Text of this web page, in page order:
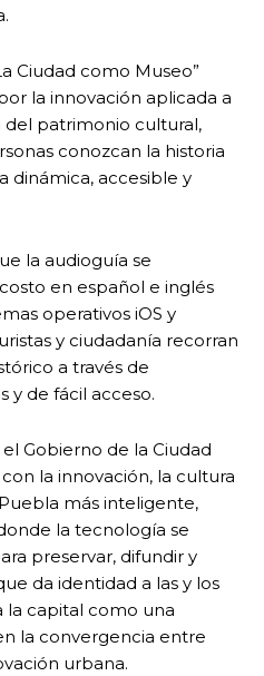
Ciudad como Museo”
la innovación aplicada a
del patrimonio cultural,
conozcan la historia
dinámica, accesible y
la audioguía se
en español e inglés
operativos iOS y
y ciudadanía recorran
a través de
y de fácil acceso.
Gobierno de la Ciudad
la innovación, la cultura
más inteligente,
la tecnología se
preservar, difundir y
da identidad a las y los
la capital como una
la convergencia entre
urbana.